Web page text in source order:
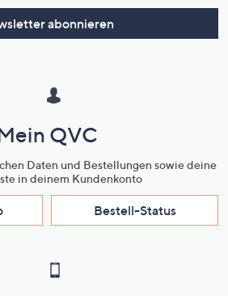
abonnieren
QVC
Daten und Bestellungen sowie deine
in deinem Kundenkonto
Bestell-Status